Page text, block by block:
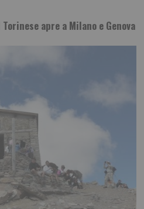
apre a Milano e Genova